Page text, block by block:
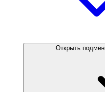
Открыть